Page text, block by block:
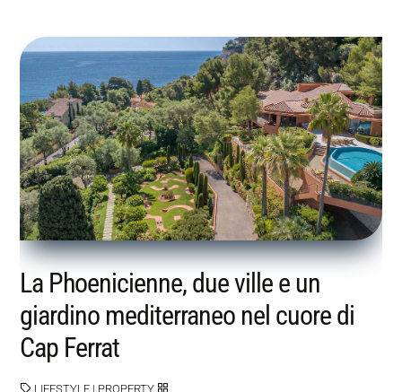
La Phoenicienne, due ville e un
giardino mediterraneo nel cuore di
Cap Ferrat
LIFESTYLE | PROPERTY